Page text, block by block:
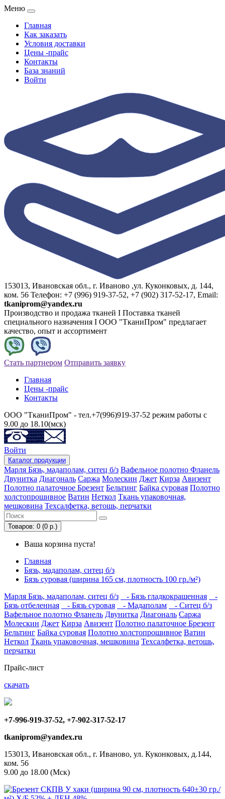
Меню
Главная
Как заказать
Условия доставки
Цены -прайс
Контакты
База знаний
Войти
153013, Ивановская обл., г. Иваново ,ул. Куконковых, д. 144,
ком. 56 Телефон: +7 (996) 919-37-52, +7 (902) 317-52-17, Email:
tkaniprom@yandex.ru
Производство и продажа тканей I Поставка тканей
специального назначения I ООО "ТканиПром" предлагает
качество, опыт и ассортимент
Стать партнером Отправить заявку
Главная
Цены -прайс
Контакты
ООО "ТканиПром" - тел.+7(996)919-37-52 режим работы с
9.00 до 18.10(мск)
Войти
Каталог продукции
Марля Бязь, мадаполам, ситец б/з Вафельное полотно Фланель
Двунитка Диагональ Саржа Молескин Джет Кирза Авизент
Полотно палаточное Брезент Бельтинг Байка суровая Полотно
холстопрошивное Ватин Неткол Ткань упаковочная,
мешковина Техсалфетка, ветошь, перчатки
Товаров: 0 (0 р.)
Ваша корзина пуста!
Главная
Бязь, мадаполам, ситец б/з
Бязь суровая (ширина 165 см, плотность 100 гр./м²)
Марля Бязь, мадаполам, ситец б/з - Бязь гладкокрашенная
-
Бязь отбеленная
- Бязь суровая - Мадаполам
- Ситец б/з
Вафельное полотно Фланель Двунитка Диагональ Саржа
Молескин Джет Кирза Авизент Полотно палаточное Брезент
Бельтинг Байка суровая Полотно холстопрошивное Ватин
Неткол Ткань упаковочная, мешковина Техсалфетка, ветошь,
перчатки
Прайс-лист
скачать
+7-996-919-37-52, +7-902-317-52-17
tkaniprom@yandex.ru
153013, Ивановская обл., г. Иваново, ул. Куконковых, д.144,
ком. 56
9.00 до 18.00 (Мск)